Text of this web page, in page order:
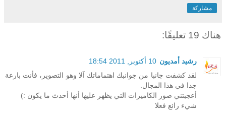
مشاركة
هناك 19 تعليقًا:
رشيد أمديون 10 أكتوبر, 2011 18:54
لقد كشفت جانبا من جوانبك اهتماماتك آلا وهو التصوير، فأنت بارعة
جدا في هذا المجال.
أعجبتني صور الكاميرات التي يظهر عليها أنها أحدث ما يكون :)
شيء رائع فعلا